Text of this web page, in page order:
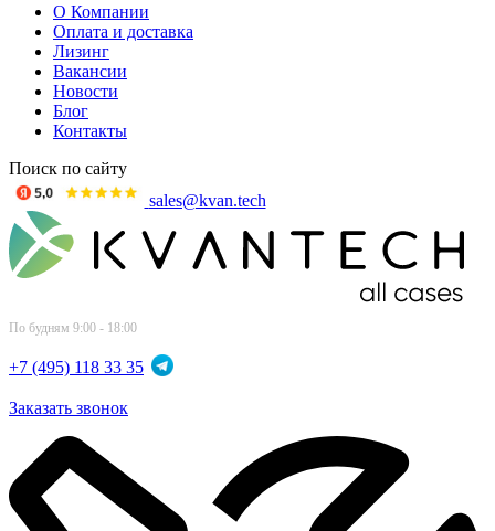
О Компании
Оплата и доставка
Лизинг
Вакансии
Новости
Блог
Контакты
Поиск по сайту
sales@kvan.tech
По будням 9:00 - 18:00
+7 (495) 118 33 35
Заказать звонок